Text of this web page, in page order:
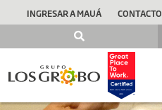
INGRESAR A MAUÁ
CONTACTO